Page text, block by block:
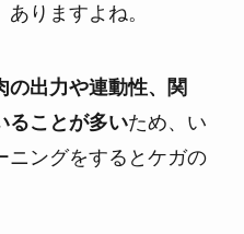
りますよね。
の出力や連動性、関
ることが多いため、い
ニングをするとケガの